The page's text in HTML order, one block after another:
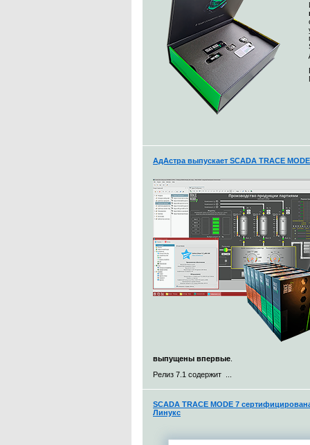
АдАстра выпускает SCADA TRACE
выпущены впервые
Релиз 7.1 содержит ...
SCADA TRACE MODE 7
Линукс